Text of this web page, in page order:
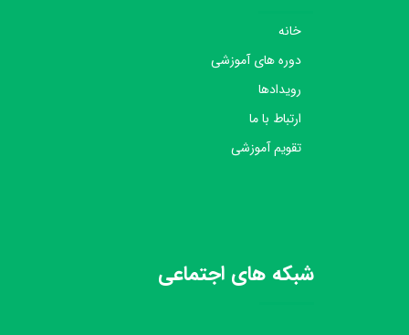
خانه
دوره های آموزشی
رویدادها
ارتباط با ما
تقویم آموزشی
شبکه های اجتماعی